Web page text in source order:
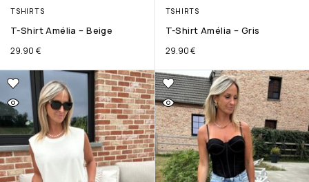
TSHIRTS
T-Shirt Amélia – Beige
29.90 €
TSHIRTS
T-Shirt Amélia – Gris
29.90€